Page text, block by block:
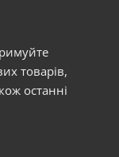
товарів,
останні